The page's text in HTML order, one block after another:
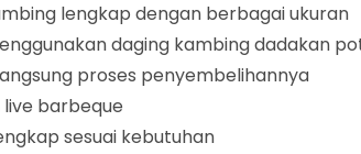
lengkap dengan berbagai ukuran
daging kambing dadakan
proses penyembelihannya
barbeque
sesuai kebutuhan